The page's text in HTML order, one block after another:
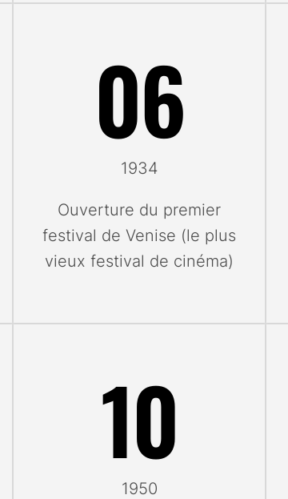
06
1934
Ouverture du premier
festival de Venise (le plus
vieux festival de cinéma)
10
1950